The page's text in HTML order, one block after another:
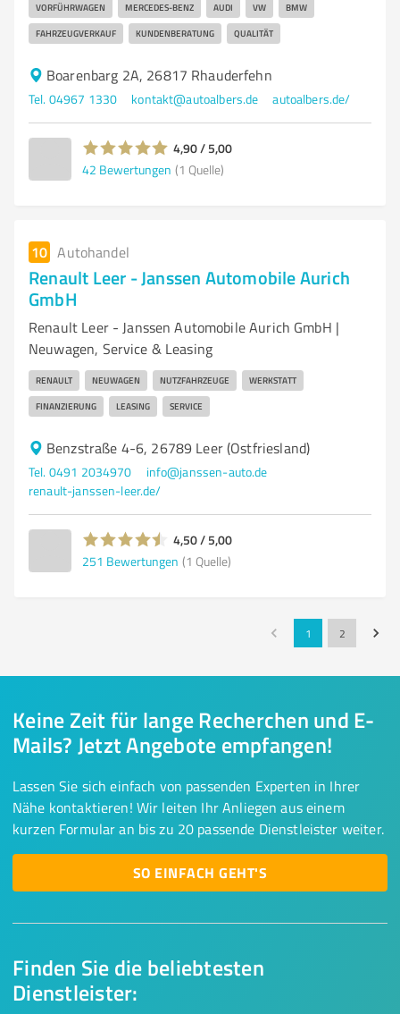
VORFÜHRWAGEN MERCEDES-BENZ AUDI VW BMW
FAHRZEUGVERKAUF KUNDENBERATUNG QUALITÄT
Boarenbarg 2A, 26817 Rhauderfehn
Tel. 04967 1330 kontakt@autoalbers.de autoalbers.de/
4,90 / 5,00
42 Bewertungen (1 Quelle)
10 Autohandel
Renault Leer - Janssen Automobile Aurich
GmbH
Renault Leer - Janssen Automobile Aurich GmbH |
Neuwagen, Service & Leasing
RENAULT NEUWAGEN NUTZFAHRZEUGE WERKSTATT
FINANZIERUNG LEASING SERVICE
Benzstraße 4-6, 26789 Leer (Ostfriesland)
Tel. 0491 2034970
info@janssen-auto.de
renault-janssen-leer.de/
4,50 / 5,00
251 Bewertungen (1 Quelle)
1 2
Finden Sie die beliebtesten
Dienstleister:
Keine Zeit für lange Recherchen und E-
Mails? Jetzt Angebote empfangen!
Lassen Sie sich einfach von passenden Experten in Ihrer
Nähe kontaktieren! Wir leiten Ihr Anliegen aus einem
kurzen Formular an bis zu 20 passende Dienstleister weiter.
SO EINFACH GEHT'S